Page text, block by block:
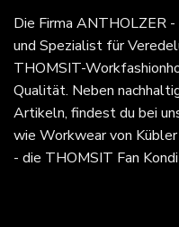
Die Firma ANTHOLZER -
und Spezialist für
THOMSIT-
Qualität. Neben
Artikeln, findest du bei
wie Workwear von
- die THOMSIT Fan